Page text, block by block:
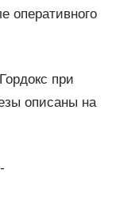
оперативного
при
описаны на